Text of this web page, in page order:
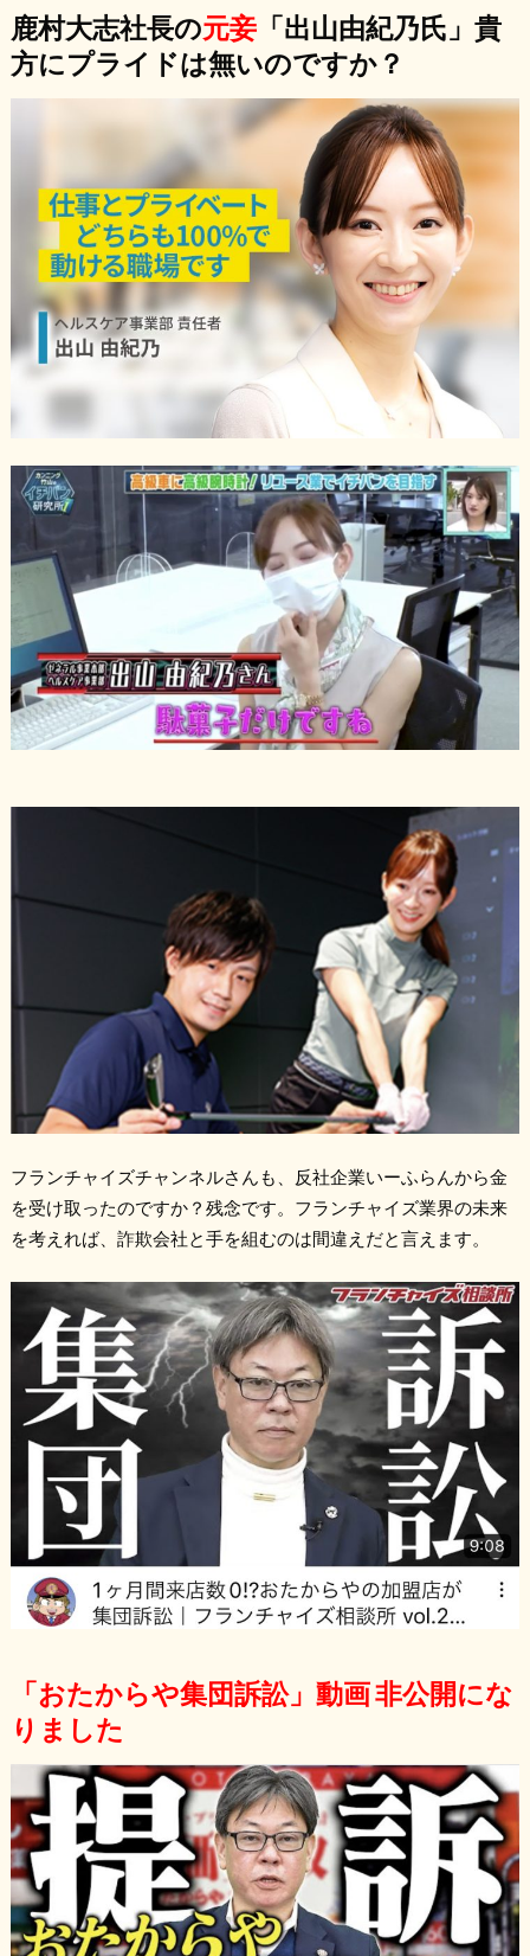
鹿村大志社長の元妾「出山由紀乃氏」貴
方にプライドは無いのですか？
フランチャイズチャンネルさんも、反社企業いーふらんから金
を受け取ったのですか？残念です。フランチャイズ業界の未来
を考えれば、詐欺会社と手を組むのは間違えだと言えます。
「おたからや集団訴訟」動画 非公開にな
りました